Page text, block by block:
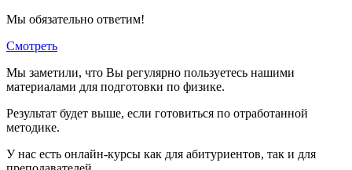
Мы обязательно ответим!
Смотреть
Мы заметили, что Вы регулярно пользуетесь нашими
материалами для подготовки по физике.
Результат будет выше, если готовиться по отработанной
методике.
У нас есть онлайн-курсы как для абитуриентов, так и для